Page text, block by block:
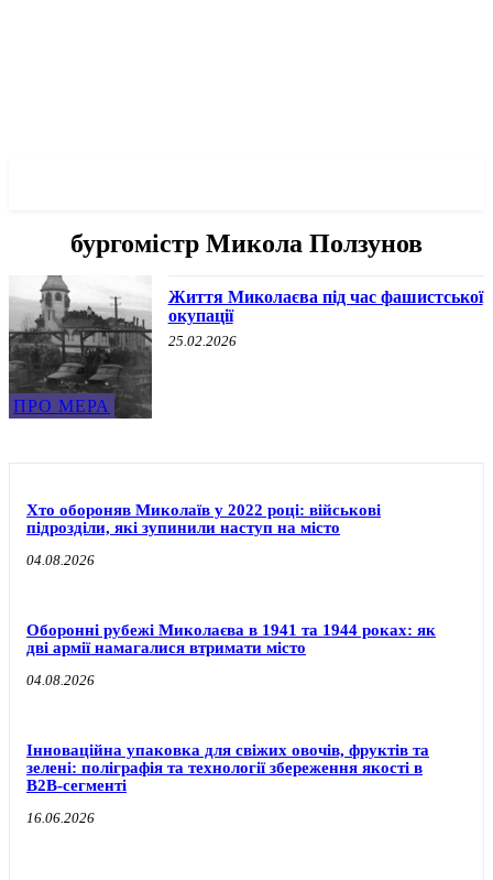
бургомістр Микола Ползунов
ПРО МЕРА
Життя Миколаєва під час фашистської
окупації
25.02.2026
Хто обороняв Миколаїв у 2022 році: військові
підрозділи, які зупинили наступ на місто
04.08.2026
Оборонні рубежі Миколаєва в 1941 та 1944 роках: як
дві армії намагалися втримати місто
04.08.2026
Інноваційна упаковка для свіжих овочів, фруктів та
зелені: поліграфія та технології збереження якості в
B2B-сегменті
16.06.2026